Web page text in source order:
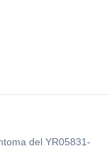
del YR05831-